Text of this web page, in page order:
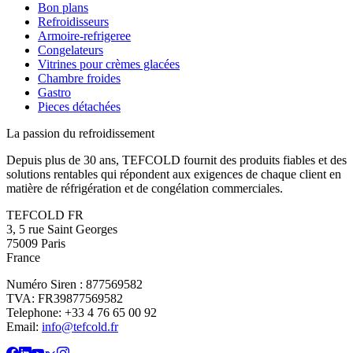
Bon plans
Refroidisseurs
Armoire-refrigeree
Congelateurs
Vitrines pour crèmes glacées
Chambre froides
Gastro
Pieces détachées
La passion du refroidissement
Depuis plus de 30 ans, TEFCOLD fournit des produits fiables et des
solutions rentables qui répondent aux exigences de chaque client en
matière de réfrigération et de congélation commerciales.
TEFCOLD FR
3, 5 rue Saint Georges
75009 Paris
France
Numéro Siren : 877569582
TVA: FR39877569582
Telephone: +33 4 76 65 00 92
Email: info@tefcold.fr